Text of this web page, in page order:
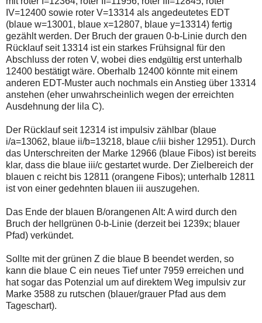
elliottwellen@online.de.
Bis
zur
Lösung
des
Problems
sind
die
Post
auch
auf
der
wallstreet-
online.de
verfügbar.
IV=12400 sowie roter V=13314 als angedeutetes EDT
(blaue w=13001, blaue x=12807, blaue y=13314) fertig
gezählt werden. Der Bruch der grauen 0-b-Linie durch den
Rücklauf seit 13314 ist ein starkes Frühsignal für den
Abschluss der roten V, wobei dies endgültig erst unterhalb
12400 bestätigt wäre. Oberhalb 12400 könnte mit einem
anderen EDT-Muster auch nochmals ein Anstieg über 13314
anstehen (eher unwahrscheinlich wegen der erreichten
Ausdehnung der lila C).
Der Rücklauf seit 12314 ist impulsiv zählbar (blaue
i/a=13062, blaue ii/b=13218, blaue c/iii bisher 12951). Durch
das Unterschreiten der Marke 12966 (blaue Fibos) ist bereits
klar, dass die blaue iii/c gestartet wurde. Der Zielbereich der
blauen c reicht bis 12811 (orangene Fibos); unterhalb 12811
ist von einer gedehnten blauen iii auszugehen.
Das Ende der blauen B/orangenen Alt: A wird durch den
Bruch der hellgrünen 0-b-Linie (derzeit bei 1239x; blauer
Pfad) verkündet.
Sollte mit der grünen Z die blaue B beendet werden, so
kann die blaue C ein neues Tief unter 7959 erreichen und
hat sogar das Potenzial um auf direktem Weg impulsiv zur
Marke 3588 zu rutschen (blauer/grauer Pfad aus dem
Tageschart).